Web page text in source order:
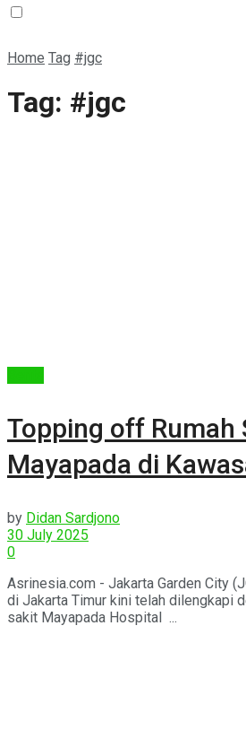
Home Tag #jgc
Tag: #jgc
Topping off Rumah
Mayapada di
by Didan Sardjono
30 July 2025
0
Asrinesia.com - Jakarta Garden City
di Jakarta Timur kini telah dilengkapi
sakit Mayapada Hospital ...